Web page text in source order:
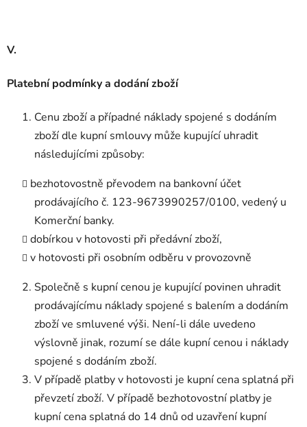
V.
Platební podmínky a dodání zboží
Cenu zboží a případné náklady spojené s dodáním
zboží dle kupní smlouvy může kupující uhradit
následujícími způsoby:
bezhotovostně převodem na bankovní účet
prodávajícího č. 123-9673990257/0100, vedený u
Komerční banky.
dobírkou v hotovosti při předávní zboží,
v hotovosti při osobním odběru v provozovně
Společně s kupní cenou je kupující povinen uhradit
prodávajícímu náklady spojené s balením a dodáním
zboží ve smluvené výši. Není-li dále uvedeno
výslovně jinak, rozumí se dále kupní cenou i náklady
spojené s dodáním zboží.
V případě platby v hotovosti je kupní cena splatná při
převzetí zboží. V případě bezhotovostní platby je
kupní cena splatná do 14 dnů od uzavření kupní